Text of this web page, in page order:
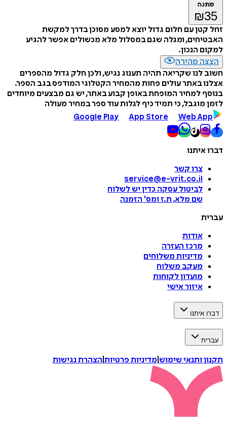
מתנה
₪35
זחל קטן עם חלום גדול יוצא למסע מסוכן בדרך למקשת
האבטיחים, ומגלה שגם במסלול מלא מכשולים אפשר להגיע
למקום הנכון.
הצצה מהירה
חשוב לנו שקריאה תהיה תענוג נגיש, ולכן חלק גדול מהספרים
אצלנו באתר עולים פחות מהמחיר הקטלוגי המודפס בגב הספר.
בנוסף למחיר המופחת באופן קבוע באתר, יש גם מבצעים מיוחדים
לזמן מוגבל, כי תמיד כיף לגלות עוד ספר במחיר מעולה
Google Play
App Store Web App
דברו איתנו
צרו קשר
service@e-vrit.co.il
לביטול עסקה כדין יש לשלוח
שם מלא, ת.ז ומס' הזמנה
עברית
אודות
מרכז העזרה
מדיניות משלוחים
מעקב משלוח
מועדון לקוחות
איזור אישי
דברו איתנו
עברית
תקנון ותנאי שימוש מדיניות פרטיות הצהרת נגישות